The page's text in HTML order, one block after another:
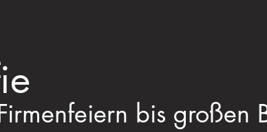
bis großen